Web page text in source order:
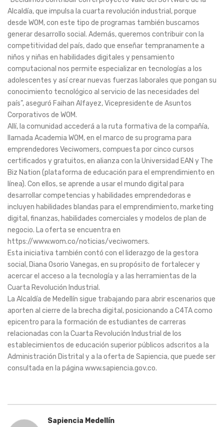
Alcaldía, que impulsa la cuarta revolución industrial, porque
desde WOM, con este tipo de programas también buscamos
generar desarrollo social. Además, queremos contribuir con la
competitividad del país, dado que enseñar tempranamente a
niños y niñas en habilidades digitales y pensamiento
computacional nos permite especializar en tecnologías a los
adolescentes y así crear nuevas fuerzas laborales que pongan su
conocimiento tecnológico al servicio de las necesidades del
país”, aseguró Faihan Alfayez, Vicepresidente de Asuntos
Corporativos de WOM.
Allí, la comunidad accederá a la ruta formativa de la compañía,
llamada Academia WOM, en el marco de su programa para
emprendedores Veciwomers, compuesta por cinco cursos
certificados y gratuitos, en alianza con la Universidad EAN y The
Biz Nation (plataforma de educación para el emprendimiento en
línea). Con ellos, se aprende a usar el mundo digital para
desarrollar competencias y habilidades emprendedoras e
incluyen habilidades blandas para el emprendimiento, marketing
digital, finanzas, habilidades comerciales y modelos de plan de
negocio. La oferta se encuentra en
https://www.wom.co/noticias/veciwomers.
Esta iniciativa también contó con el liderazgo de la gestora
social, Diana Osorio Vanegas, en su propósito de fortalecer y
acercar el acceso a la tecnología y a las herramientas de la
Cuarta Revolución Industrial.
La Alcaldía de Medellín sigue trabajando para abrir escenarios que
aporten al cierre de la brecha digital, posicionando a C4TA como
epicentro para la formación de estudiantes de carreras
relacionadas con la Cuarta Revolución Industrial de los
establecimientos de educación superior públicos adscritos a la
Administración Distrital y a la oferta de Sapiencia, que puede ser
consultada en la página www.sapiencia.gov.co.
Sapiencia Medellín